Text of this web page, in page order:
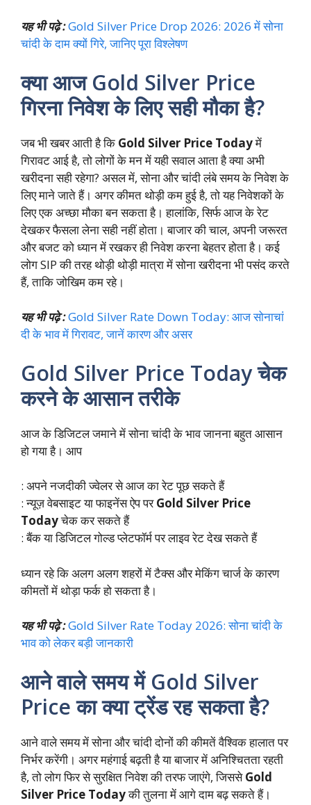
यह भी पढ़े :Gold Silver Price Drop 2026: 2026 में सोना
चांदी के दाम क्यों गिरे, जानिए पूरा विश्लेषण
क्या आज Gold Silver Price
गिरना निवेश के लिए सही मौका है?
जब भी खबर आती है कि Gold Silver Price Todayमें
गिरावट आई है, तो लोगों के मन में यही सवाल आता है क्या अभी
खरीदना सही रहेगा? असल में, सोना और चांदी लंबे समय के निवेश के
लिए माने जाते हैं। अगर कीमत थोड़ी कम हुई है, तो यह निवेशकों के
लिए एक अच्छा मौका बन सकता है। हालांकि, सिर्फ आज के रेट
देखकर फैसला लेना सही नहीं होता। बाजार की चाल, अपनी जरूरत
और बजट को ध्यान में रखकर ही निवेश करना बेहतर होता है। कई
लोग SIP की तरह थोड़ी थोड़ी मात्रा में सोना खरीदना भी पसंद करते
हैं, ताकि जोखिम कम रहे।
यह भी पढ़े :Gold Silver Rate Down Today: आज सोनाचां
दी के भाव में गिरावट, जानें कारण और असर
Gold Silver Price Today चेक
करने के आसान तरीके
आज के डिजिटल जमाने में सोना चांदी के भाव जानना बहुत आसान
हो गया है। आप
: अपने नजदीकी ज्वेलर से आज का रेट पूछ सकते हैं
: न्यूज़ वेबसाइट या फाइनेंस ऐप परGold Silver Price
Todayचेक कर सकते हैं
: बैंक या डिजिटल गोल्ड प्लेटफॉर्म पर लाइव रेट देख सकते हैं
ध्यान रहे कि अलग अलग शहरों में टैक्स और मेकिंग चार्ज के कारण
कीमतों में थोड़ा फर्क हो सकता है।
यह भी पढ़े :Gold Silver Rate Today 2026: सोना चांदी के
भाव को लेकर बड़ी जानकारी
आने वाले समय में Gold Silver
Price का क्या ट्रेंड रह सकता है?
आने वाले समय में सोना और चांदी दोनों की कीमतें वैश्विक हालात पर
निर्भर करेंगी। अगर महंगाई बढ़ती है या बाजार में अनिश्चितता रहती
है, तो लोग फिर से सुरक्षित निवेश की तरफ जाएंगे, जिससेGold
Silver Price Todayकी तुलना में आगे दाम बढ़ सकते हैं।